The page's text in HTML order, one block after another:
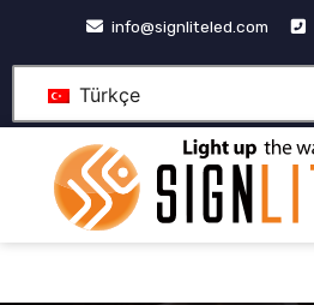
info@signliteled.com
Türkçe